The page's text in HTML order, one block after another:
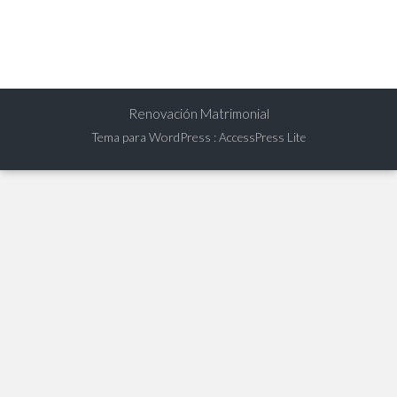
Renovación Matrimonial
Tema para WordPress :AccessPress Lite